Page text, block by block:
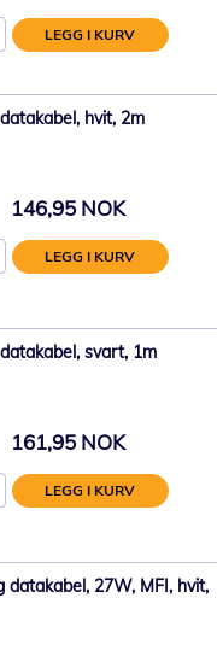
LEGG I KURV
hvit, 2m
146,95 NOK
LEGG I KURV
svart, 1m
161,95 NOK
LEGG I KURV
27W, MFI, hvit,